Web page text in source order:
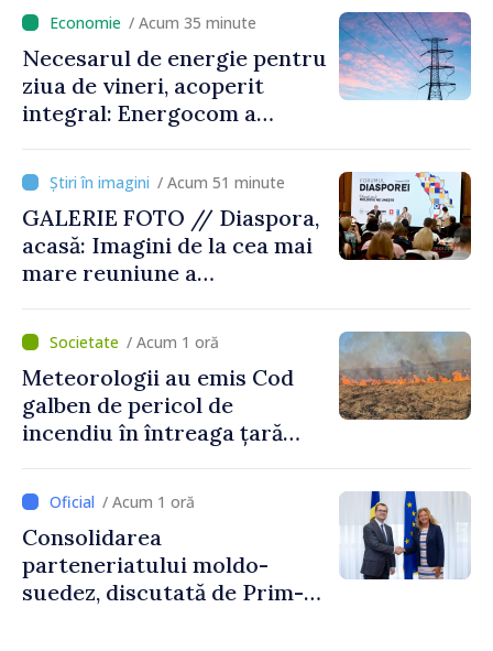
registrului naval național
/ Acum 35 minute
Necesarul de energie pentru
ziua de vineri, acoperit
integral: Energocom a
/ Acum 51 minute
GALERIE FOTO // Diaspora,
acasă: Imagini de la cea mai
mare reuniune a
hotare
/ Acum 1 oră
Meteorologii au emis Cod
galben de pericol de
incendiu în întreaga țară
/ Acum 1 oră
Consolidarea
parteneriatului moldo-
suedez, discutată de Prim-